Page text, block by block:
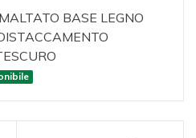
BASE LEGNO